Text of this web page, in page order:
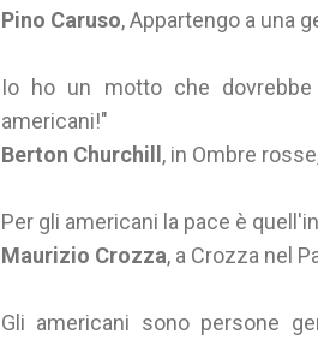
Pino Caruso, Appartengo a una
Io ho un motto che
americani!"
Berton Churchill , in Ombre
Per gli americani la pace è
Maurizio Crozza, a Crozza nel
Gli americani sono persone